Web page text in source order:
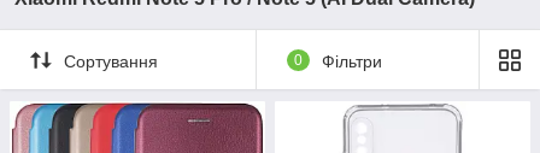
Сортування 0 Фільтри